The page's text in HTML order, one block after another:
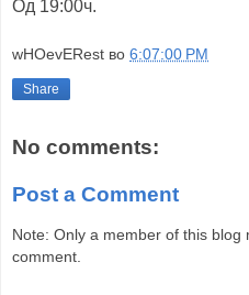
Од 19:00ч.
wHOevERest во 6:07:00 PM
Share
No comments:
Post a Comment
Note: Only a member of this blog
comment.